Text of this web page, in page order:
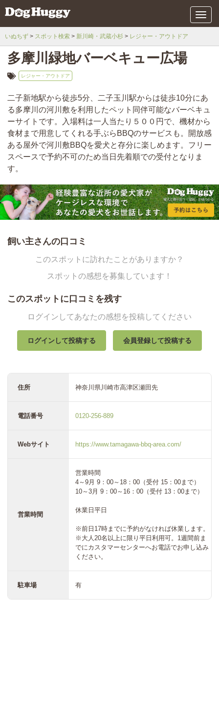
メ
ニ
いぬちず スポット検索 新川崎・武蔵小杉 レジャー・アウトドア
多摩川緑地バーベキュー広場
レジャー・アウトドア
二子新地駅から徒歩5分、二子玉川駅からは徒歩10分にあ
る多摩川の河川敷を利用したペット同伴可能なバーベキュ
ーサイトです。入場料は一人当たり５００円で、機材から
食材まで用意してくれる手ぶらBBQのサービスも。開放感
ある屋外で河川敷BBQを愛犬と存分に楽しめます。フリー
スペースで予約不可のため当日先着順での受付となりま
す。
飼い主さんの口コミ
このスポットに訪れたことがありますか？
スポットの感想を募集しています！
このスポットに口コミを残す
ログインしてあなたの感想を投稿してください
ログインして投稿する 会員登録して投稿する
住所 神奈川県川崎市高津区瀬田先
電話番号 0120-256-889
Webサイト https://www.tamagawa-bbq-area.com/
営業時間
営業時間
4～9月 9：00～18：00（受付 15：00まで）
10～3月 9：00～16：00（受付 13：00まで）
休業日平日
※前日17時までに予約がなければ休業します。
※大人20名以上に限り平日利用可。1週間前ま
でにカスタマーセンターへお電話でお申し込み
ください。
駐車場 有